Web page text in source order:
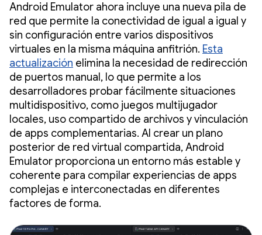
Android Emulator ahora incluye una nueva pila de
red que permite la conectividad de igual a igual y
sin configuración entre varios dispositivos
virtuales en la misma máquina anfitrión. Esta
actualización elimina la necesidad de redirección
de puertos manual, lo que permite a los
desarrolladores probar fácilmente situaciones
multidispositivo, como juegos multijugador
locales, uso compartido de archivos y vinculación
de apps complementarias. Al crear un plano
posterior de red virtual compartida, Android
Emulator proporciona un entorno más estable y
coherente para compilar experiencias de apps
complejas e interconectadas en diferentes
factores de forma.